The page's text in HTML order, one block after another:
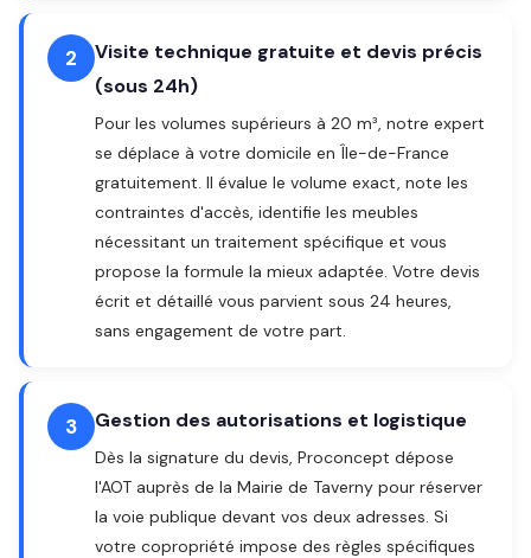
2
Visite technique gratuite et devis précis
(sous 24h)
Pour les volumes supérieurs à 20 m³, notre expert
se déplace à votre domicile en Île-de-France
gratuitement. Il évalue le volume exact, note les
contraintes d'accès, identifie les meubles
nécessitant un traitement spécifique et vous
propose la formule la mieux adaptée. Votre devis
écrit et détaillé vous parvient sous 24 heures,
sans engagement de votre part.
3 Gestion des autorisations et logistique
Dès la signature du devis, Proconcept dépose
l'AOT auprès de la Mairie de Taverny pour réserver
la voie publique devant vos deux adresses. Si
votre copropriété impose des règles spécifiques